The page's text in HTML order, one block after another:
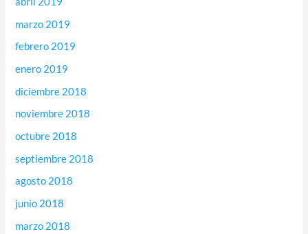
marzo 2019
febrero 2019
enero 2019
diciembre 2018
noviembre 2018
octubre 2018
septiembre 2018
agosto 2018
junio 2018
marzo 2018